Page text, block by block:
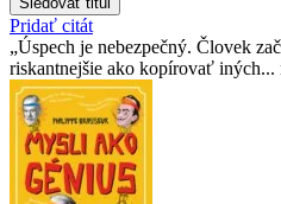
Pridať citát
Úspech je nebezpečný. Človek
riskantnejšie ako kopírovať iných...